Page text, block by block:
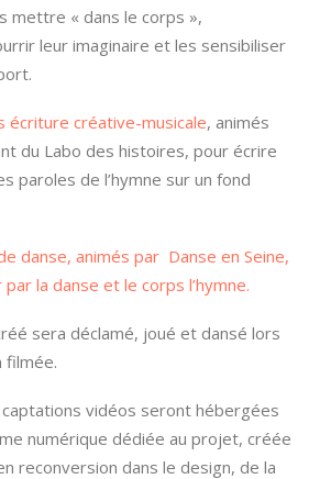
mettre « dans le corps »,
leur imaginaire et les sensibiliser
écriture créative-musicale, animés
du Labo des histoires, pour écrire
paroles de l’hymne sur un fond
danse, animés par Danse en Seine,
la danse et le corps l’hymne.
sera déclamé, joué et dansé lors
filmée.
captations vidéos seront hébergées
numérique dédiée au projet, créée
reconversion dans le design, de la